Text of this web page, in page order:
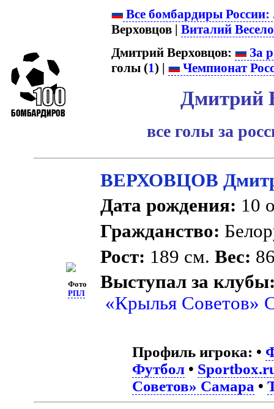
Все бомбардиры России:
Верховцов | Виталий
Дмитрий Верховцов:
За
голы (1) | Чемпионат
Дмитрий
все голы за
Фото
РПЛ
ВЕРХОВЦОВ
Дата рождения: 10
Гражданство:
Рост: 189 см.Вес:
Выступал за
«Крылья Советов»
Профиль игрока: •
Футбол•
Советов» Самара •